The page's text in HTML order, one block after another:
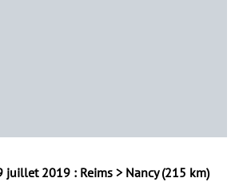
juillet 2019 : Reims > Nancy (215 km)